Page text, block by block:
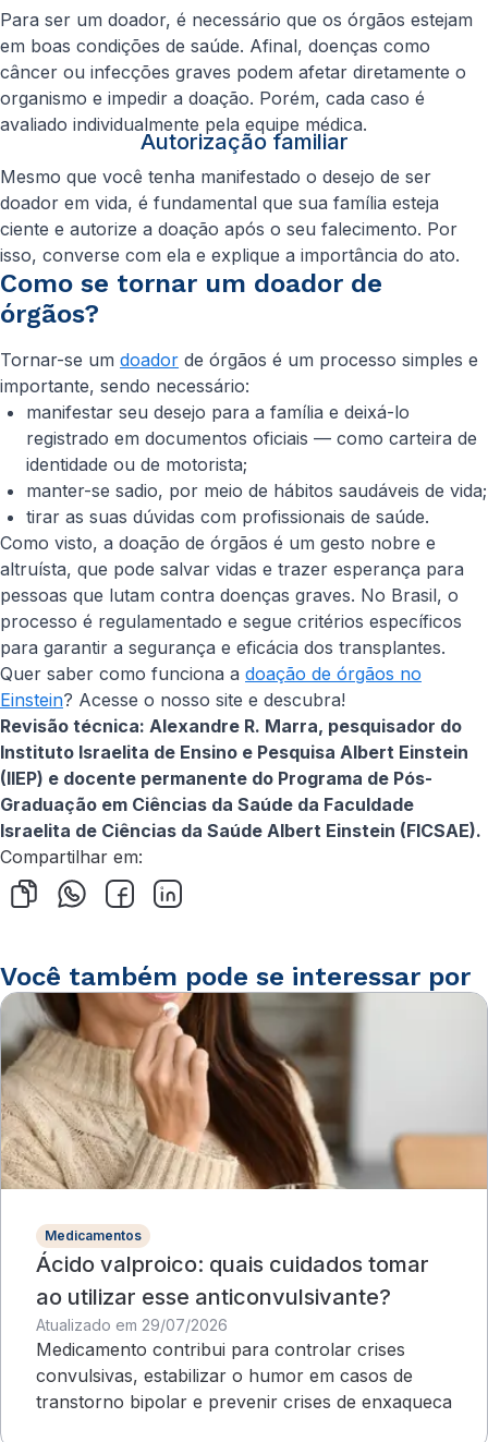
Para ser um doador, é necessário que os órgãos estejam
em boas condições de saúde. Afinal, doenças como
câncer ou infecções graves podem afetar diretamente o
organismo e impedir a doação. Porém, cada caso é
avaliado individualmente pela equipe médica.
Autorização familiar
Mesmo que você tenha manifestado o desejo de ser
doador em vida, é fundamental que sua família esteja
ciente e autorize a doação após o seu falecimento. Por
isso, converse com ela e explique a importância do ato.
Como se tornar um doador de
órgãos?
Tornar-se um doador de órgãos é um processo simples e
importante, sendo necessário:
manifestar seu desejo para a família e deixá-lo
registrado em documentos oficiais — como carteira de
identidade ou de motorista;
manter-se sadio, por meio de hábitos saudáveis de vida;
tirar as suas dúvidas com profissionais de saúde.
Como visto, a doação de órgãos é um gesto nobre e
altruísta, que pode salvar vidas e trazer esperança para
pessoas que lutam contra doenças graves. No Brasil, o
processo é regulamentado e segue critérios específicos
para garantir a segurança e eficácia dos transplantes.
Quer saber como funciona a doação de órgãos no
Einstein? Acesse o nosso site e descubra!
Revisão técnica: Alexandre R. Marra, pesquisador do
Instituto Israelita de Ensino e Pesquisa Albert Einstein
(IIEP) e docente permanente do Programa de Pós-
Graduação em Ciências da Saúde da Faculdade
Israelita de Ciências da Saúde Albert Einstein (FICSAE).
Compartilhar em:
Você também pode se interessar por
Medicamentos
Ácido valproico: quais cuidados tomar
ao utilizar esse anticonvulsivante?
Atualizado em 29/07/2026
Medicamento contribui para controlar crises
convulsivas, estabilizar o humor em casos de
transtorno bipolar e prevenir crises de enxaqueca